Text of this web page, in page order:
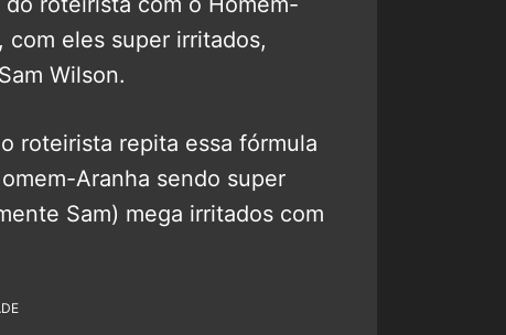
eles super irritados,
Wilson.
roteirista repita essa fórmula
Aranha sendo super
Sam) mega irritados com